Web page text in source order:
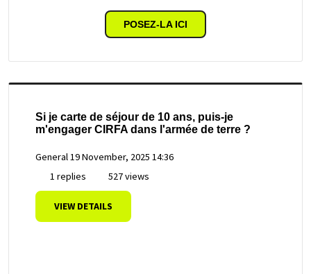
POSEZ-LA ICI
Si je carte de séjour de 10 ans, puis-je
m'engager CIRFA dans l'armée de terre ?
General19 November, 2025 14:36
1 replies
527 views
VIEW DETAILS